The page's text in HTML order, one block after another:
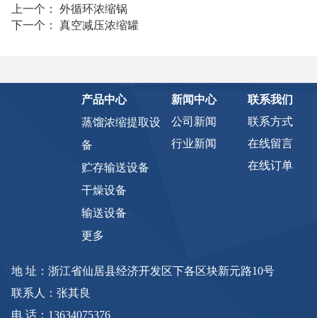
上一个： 外循环浓缩锅
下一个： 真空减压浓缩罐
产品中心
蒸馏浓缩提取设
备
贮存输送设备
干燥设备
输送设备
更多
新闻中心
公司新闻
行业新闻
联系我们
联系方式
在线留言
在线订单
地 址：浙江省仙居县经济开发区下各区块新元路10号
联系人：张其良
电 话：13634075376